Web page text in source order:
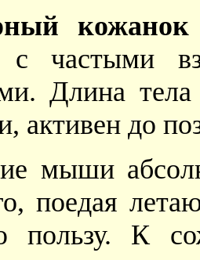
кожанок
с частыми
Длина
активен до
мыши
поедая
пользу. К